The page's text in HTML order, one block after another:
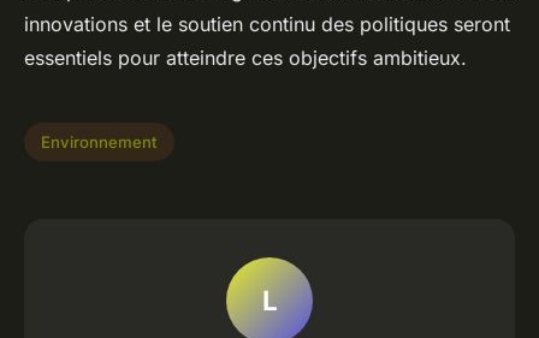
innovations et le soutien continu des politiques seront
essentiels pour atteindre ces objectifs ambitieux.
Environnement
L